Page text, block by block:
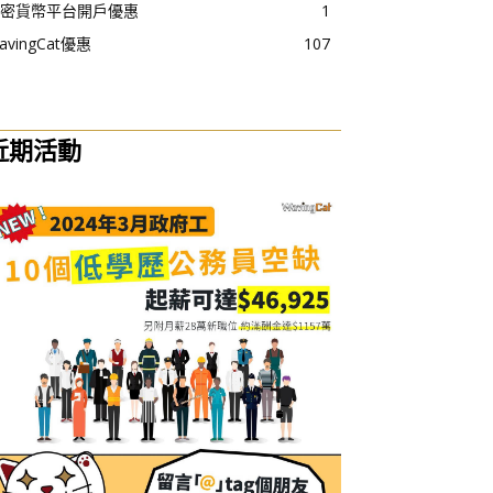
貨幣平台開戶優惠
1
優惠
107
期活動